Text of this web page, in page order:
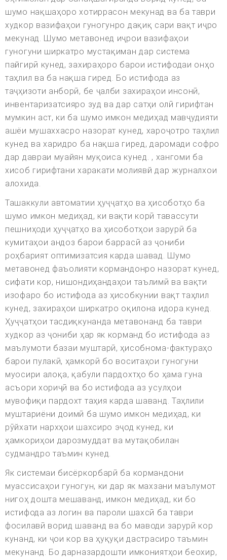
шумо нақшаҳоро хотиррасон мекунад ва ба таври
худкор вазифаҳои гуногунро дақиқ сари вақт иҷро
мекунад. Шумо метавонед иҷрои вазифаҳои
гуногуни ширкатро мустақиман дар система
пайгирӣ кунед, захираҳоро барои истифодаи онҳо
таҳлил ва ба нақша гиред. Бо истифода аз
таҷҳизоти анборӣ, бе ҷалби захираҳои инсонӣ,
инвентаризатсияро зуд ва дар сатҳи олӣ гирифтан
мумкин аст, ки ба шумо имкон медиҳад мавҷудияти
ашёи мушаххасро назорат кунед, хароҷотро таҳлил
кунед ва харидро ба нақша гиред, даромади софро
дар давраи муайян муқоиса кунед. , хангоми ба
хисоб гирифтани харакати молиявй дар журналхои
алохида.
Ташаккули автоматии ҳуҷҷатҳо ва ҳисоботҳо ба
шумо имкон медиҳад, ки вақти корӣ тавассути
пешниҳоди ҳуҷҷатҳо ва ҳисоботҳои зарурӣ ба
кумитаҳои андоз барои баррасӣ аз ҷониби
роҳбарият оптимизатсия карда шавад. Шумо
метавонед фаъолияти кормандонро назорат кунед,
сифати кор, нишондиҳандаҳои таълимӣ ва вақти
изофаро бо истифода аз ҳисобкунии вақт таҳлил
кунед, захираҳои ширкатро оқилона идора кунед.
Ҳуҷҷатҳои тасдиқкунанда метавонанд ба таври
худкор аз ҷониби ҳар як корманд бо истифода аз
маълумоти базаи муштарӣ, ҳисобнома-фактураҳо
барои пулакӣ, ҳамкорӣ бо воситаҳои гуногуни
муосири алоқа, қабули пардохтҳо бо ҳама гуна
асъори хориҷӣ ва бо истифода аз усулҳои
мувофиқи пардохт таҳия карда шаванд. Таҳлили
муштариёни доимӣ ба шумо имкон медиҳад, ки
рӯйхати нархҳои шахсиро эҷод кунед, ки
ҳамкориҳои дарозмуддат ва мутақобилан
судмандро таъмин кунед.
Як системаи бисёркорбарӣ ба кормандони
муассисаҳои гуногун, ки дар як махзани маълумот
нигоҳ дошта мешаванд, имкон медиҳад, ки бо
истифода аз логин ва пароли шахсӣ ба таври
фосилавӣ ворид шаванд ва бо маводи зарурӣ кор
кунанд, ки ҷои кор ва ҳуқуқи дастрасиро таъмин
мекунанд. Бо дарназардошти имкониятҳои беохир,